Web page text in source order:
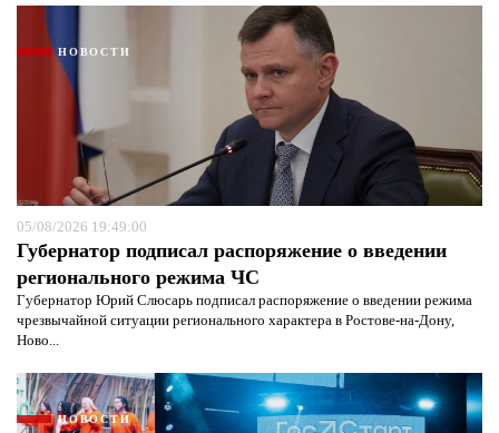
НОВОСТИ
05/08/2026 19:49:00
Губернатор подписал распоряжение о введении
регионального режима ЧС
Губернатор Юрий Слюсарь подписал распоряжение о введении режима
чрезвычайной ситуации регионального характера в Ростове-на-Дону,
Ново...
НОВОСТИ